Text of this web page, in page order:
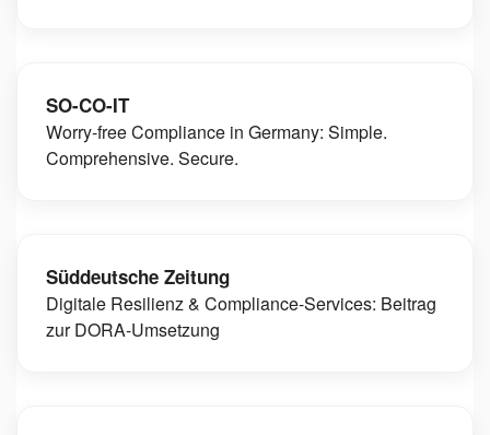
SO-CO-IT
Worry-free Compliance in Germany: Simple.
Comprehensive. Secure.
Süddeutsche Zeitung
Digitale Resilienz & Compliance-Services: Beitrag
zur DORA-Umsetzung